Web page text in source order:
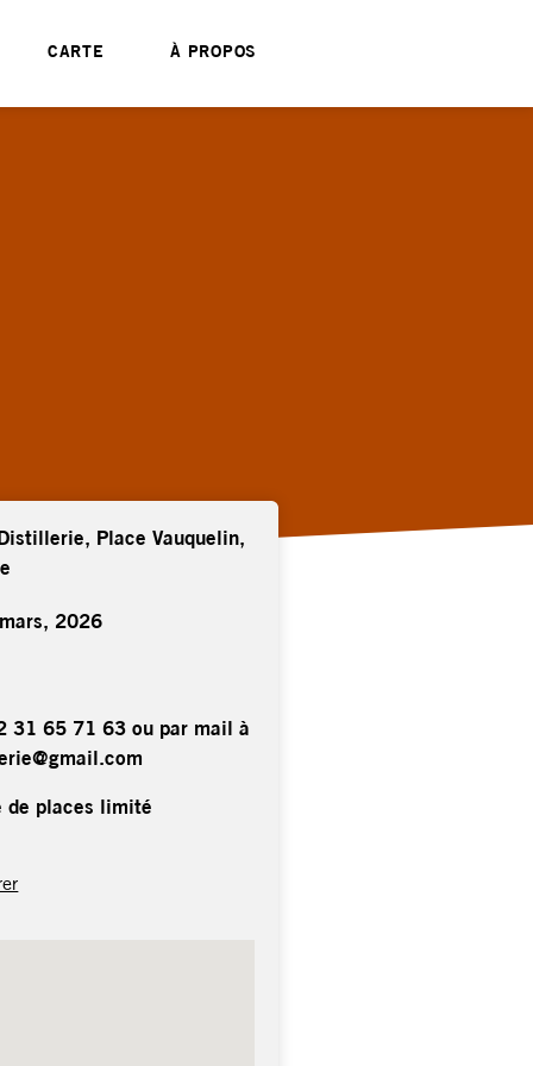
CARTE À PROPOS
Place Vauquelin,
2026
31 65 71 63 ou par mail à
de places limité